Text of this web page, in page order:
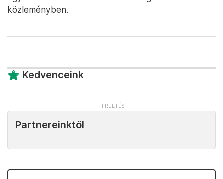
közleményben.
Kedvenceink
Partnereinktől